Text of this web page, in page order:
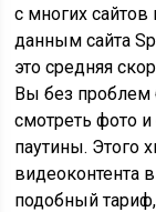
с многих
данным сайта
это средняя
Вы без проблем
смотреть фото
паутины. Этого
видеоконтента
подобный